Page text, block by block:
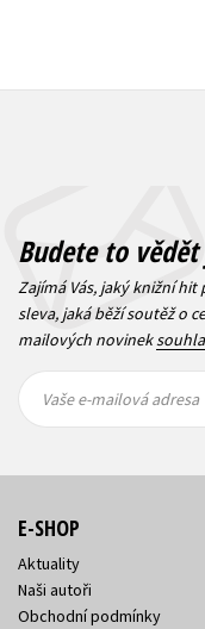
Budete to
Zajímá Vás, jaký knižní
sleva, jaká běží soutěž o
mailových novinek
mailová
mailová
Vaše e-mailová adresa
E-SHOP
Aktuality
Naši autoři
Obchodní podmínky